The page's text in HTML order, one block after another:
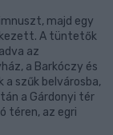
majd egy
A tüntetők
az
a Barkóczy és
szűk belvárosba,
a Gárdonyi tér
téren, az egri